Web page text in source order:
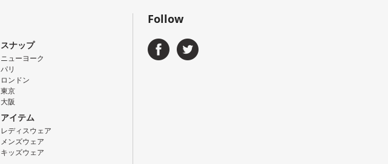
スナップ
ニューヨーク
パリ
ロンドン
東京
大阪
アイテム
レディスウェア
メンズウェア
キッズウェア
Follow